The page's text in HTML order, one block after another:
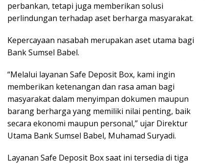
perbankan, tetapi juga memberikan solusi
perlindungan terhadap aset berharga masyarakat.
Kepercayaan nasabah merupakan aset utama bagi
Bank Sumsel Babel.
“Melalui layanan Safe Deposit Box, kami ingin
memberikan ketenangan dan rasa aman bagi
masyarakat dalam menyimpan dokumen maupun
barang berharga yang memiliki nilai penting, baik
secara ekonomi maupun personal,” ujar Direktur
Utama Bank Sumsel Babel, Muhamad Suryadi.
Layanan Safe Deposit Box saat ini tersedia di tiga